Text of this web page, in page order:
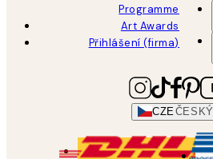
Programme
Art Awards
Přihlášení (firma)
CZEČESKÝ